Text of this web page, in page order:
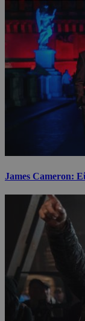
James Cameron: